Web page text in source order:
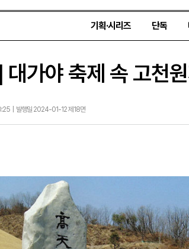
기획·시리즈 단독
가야 축제 속 고천
| 발행일 2024-01-12 제18면